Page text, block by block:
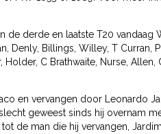
de derde en laatste T20 vandaag
Denly, Billings, Willey, T Curran,
Holder, C Brathwaite, Nurse,
en vervangen door Leonardo
geweest sinds hij overnam
de man die hij vervangen,